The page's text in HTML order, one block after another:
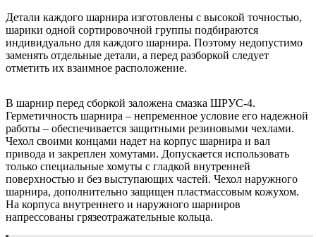
Детали каждого шарнира изготовлены с высокой точностью,
шарики одной сортировочной группы подбираются
индивидуально для каждого шарнира. Поэтому недопустимо
заменять отдельные детали, а перед разборкой следует
отметить их взаимное расположение.
В шарнир перед сборкой заложена смазка ШРУС-4.
Герметичность шарнира – непременное условие его надежной
работы – обеспечивается защитными резиновыми чехлами.
Чехол своими концами надет на корпус шарнира и вал
привода и закреплен хомутами. Допускается использовать
только специальные хомуты с гладкой внутренней
поверхностью и без выступающих частей. Чехол наружного
шарнира, дополнительно защищен пластмассовым кожухом.
На корпуса внутреннего и наружного шарниров
напрессованы грязеотражательные кольца.